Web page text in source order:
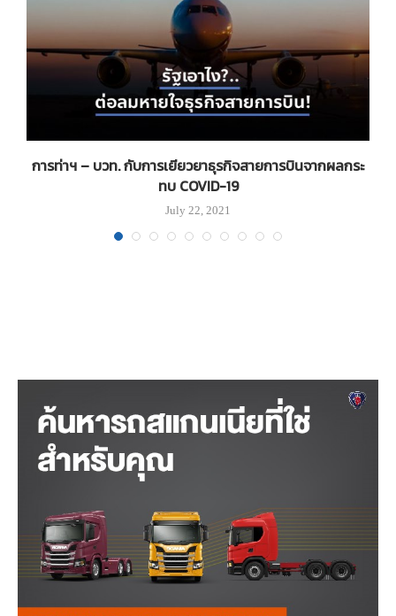
การท่าฯ – บวท. กับการเยียวยาธุรกิจสายการบินจากผลกระ
ทบ COVID-19
July 22, 2021